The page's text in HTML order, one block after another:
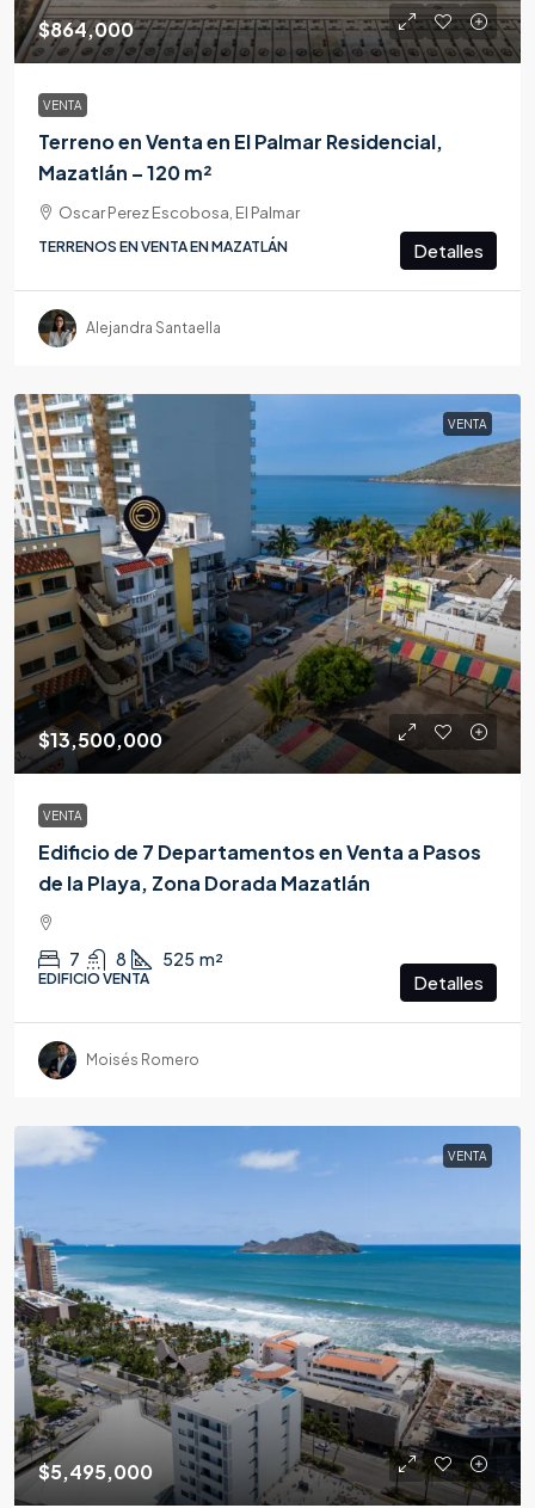
$864,000
VENTA
Terreno en Venta en El Palmar Residencial,
Mazatlán – 120 m²
Oscar Perez Escobosa, El Palmar
TERRENOS EN VENTA EN MAZATLÁN Detalles
Alejandra Santaella
VENTA
$13,500,000
VENTA
Edificio de 7 Departamentos en Venta a Pasos
de la Playa, Zona Dorada Mazatlán
7 8 525 m²
EDIFICIO VENTA Detalles
Moisés Romero
VENTA
$5,495,000